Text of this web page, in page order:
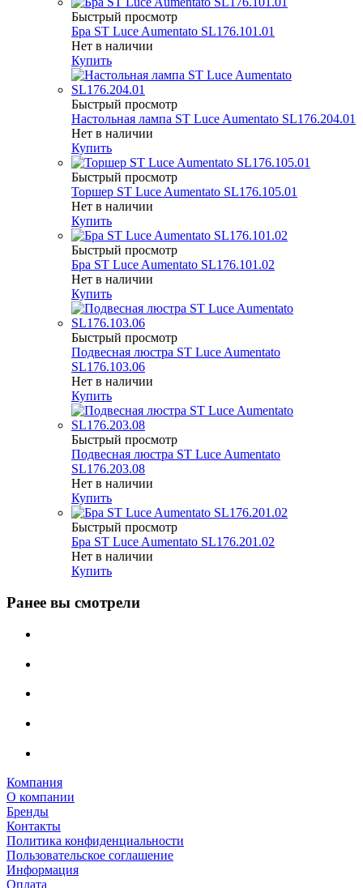
Быстрый просмотр
Бра ST Luce Aumentato SL176.101.01
Нет в наличии
Купить
Быстрый просмотр
Настольная лампа ST Luce Aumentato SL176.204.01
Нет в наличии
Купить
Быстрый просмотр
Торшер ST Luce Aumentato SL176.105.01
Нет в наличии
Купить
Быстрый просмотр
Бра ST Luce Aumentato SL176.101.02
Нет в наличии
Купить
Быстрый просмотр
Подвесная люстра ST Luce Aumentato
SL176.103.06
Нет в наличии
Купить
Быстрый просмотр
Подвесная люстра ST Luce Aumentato
SL176.203.08
Нет в наличии
Купить
Быстрый просмотр
Бра ST Luce Aumentato SL176.201.02
Нет в наличии
Купить
Ранее вы смотрели
Компания
О компании
Бренды
Контакты
Политика конфиденциальности
Пользовательское соглашение
Информация
Оплата